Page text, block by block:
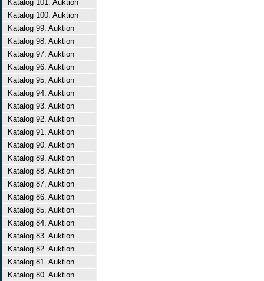
Katalog 101. Auktion
Katalog 100. Auktion
Katalog 99. Auktion
Katalog 98. Auktion
Katalog 97. Auktion
Katalog 96. Auktion
Katalog 95. Auktion
Katalog 94. Auktion
Katalog 93. Auktion
Katalog 92. Auktion
Katalog 91. Auktion
Katalog 90. Auktion
Katalog 89. Auktion
Katalog 88. Auktion
Katalog 87. Auktion
Katalog 86. Auktion
Katalog 85. Auktion
Katalog 84. Auktion
Katalog 83. Auktion
Katalog 82. Auktion
Katalog 81. Auktion
Katalog 80. Auktion